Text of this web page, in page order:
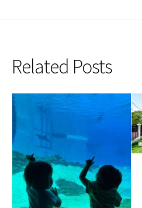
Related Posts